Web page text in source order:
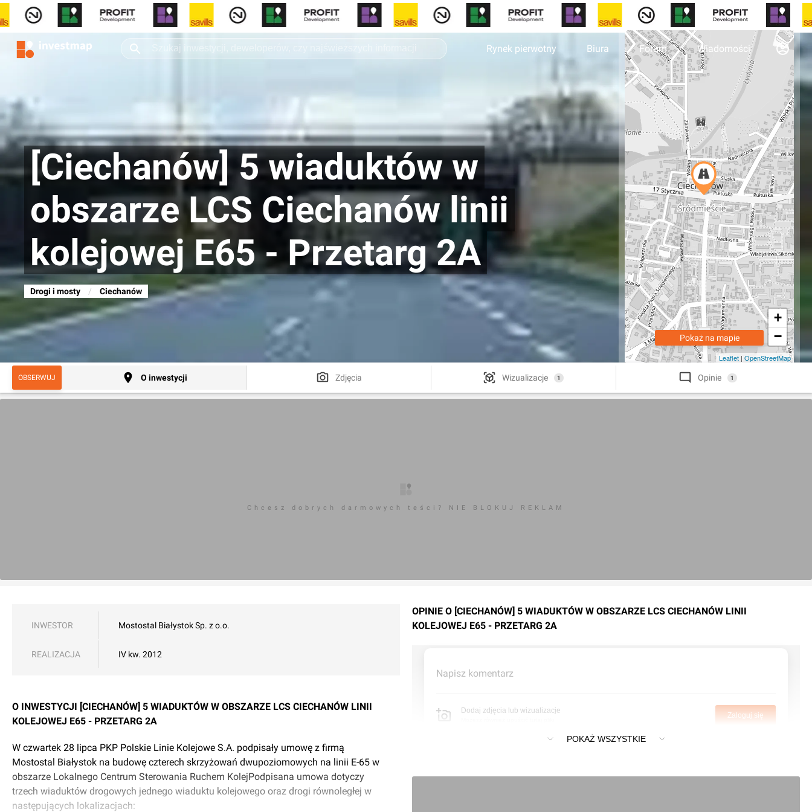
Rynek pierwotny Biura Forum Wiadomości
[Ciechanów] 5 wiaduktów w
obszarze LCS Ciechanów linii
kolejowej E65 - Przetarg 2A
Drogi i mosty / Ciechanów
+
−
Leaflet | OpenStreetMap
Pokaż na mapie
OBSERWUJ O inwestycji Zdjęcia Wizualizacje 1 Opinie 1
Chcesz dobrych darmowych teści? NIE BLOKUJ REKLAM
INWESTOR Mostostal Białystok Sp. z o.o.
REALIZACJA IV kw. 2012
O INWESTYCJI [CIECHANÓW] 5 WIADUKTÓW W OBSZARZE LCS CIECHANÓW LINII
KOLEJOWEJ E65 - PRZETARG 2A
W czwartek 28 lipca PKP Polskie Linie Kolejowe S.A. podpisały umowę z firmą
Mostostal Białystok na budowę czterech skrzyżowań dwupoziomowych na linii E-65 w
obszarze Lokalnego Centrum Sterowania Ruchem KolejPodpisana umowa dotyczy
trzech wiaduktów drogowych jednego wiaduktu kolejowego oraz drogi równoległej w
następujących lokalizacjach:
OPINIE O [CIECHANÓW] 5 WIADUKTÓW W OBSZARZE LCS CIECHANÓW LINII
KOLEJOWEJ E65 - PRZETARG 2A
Napisz komentarz
Dodaj zdjęcia lub wizualizacje
Zaloguj się
POKAŻ WSZYSTKIE